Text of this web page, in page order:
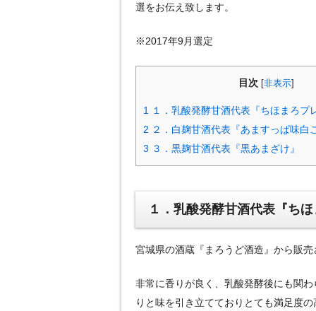
選をお伝え致します。
※2017年9月選定
目次 [非表示]
1
１．乳酸発酵甘酒代表『ちほまろプ
2 ２．白麹甘酒代表『あますっぱ味白
3 ３．黒麹甘酒代表『黒あまざけ』
１．乳酸発酵甘酒代表『ち
宮城県の酒蔵『まろうど酒造』から販
非常に香りが良く、乳酸発酵後にも関
りと味を引き立てておりとても満足度